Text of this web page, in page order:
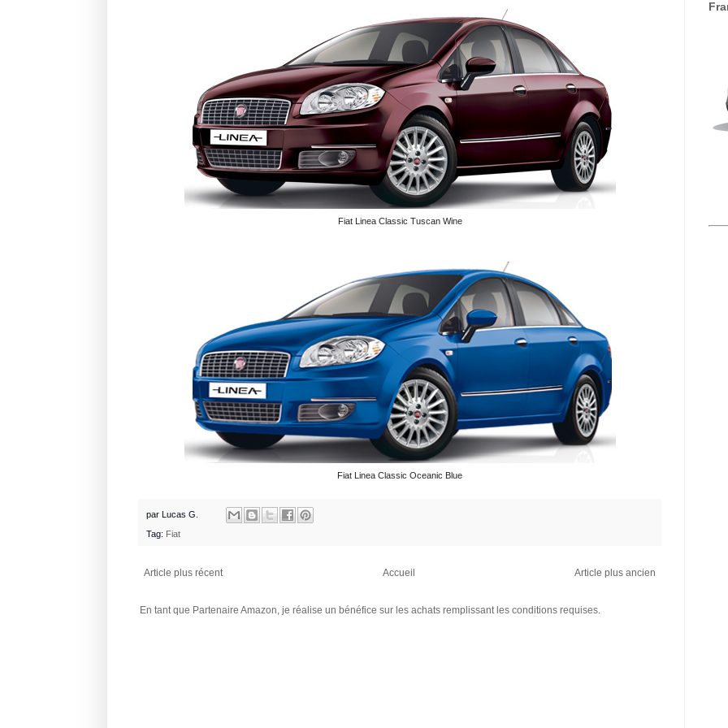
Fiat Linea Classic Tuscan Wine
Fiat Linea Classic Oceanic Blue
par Lucas G.
Tag: Fiat
Article plus récent Article plus ancien
Accueil
En tant que Partenaire Amazon, je réalise un bénéfice sur les achats remplissant les conditions requises.